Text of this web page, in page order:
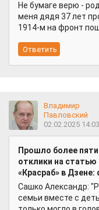
Не бумаге верю -
меня дядя 37 лет
1914-м на фронт
Владимир
Павловский
02.02.2025 14:03
Прошло более
отклики на статью
«Красраб» в
Сашко Александр:
семьи вместе с